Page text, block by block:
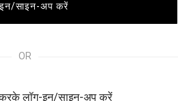
साइन-अप करें
OR
लॉग-इन/साइन-अप करें